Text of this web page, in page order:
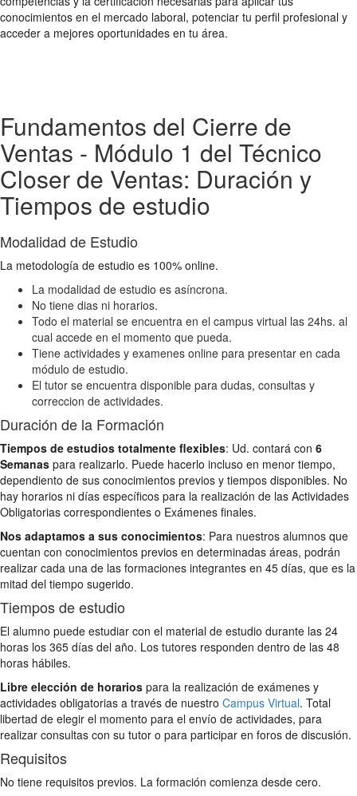
conocimientos en el mercado laboral, potenciar tu perfil profesional y
acceder a mejores oportunidades en tu área.
Fundamentos del Cierre de
Ventas - Módulo 1 del Técnico
Closer de Ventas: Duración y
Tiempos de estudio
Modalidad de Estudio
La metodología de estudio es 100% online.
La modalidad de estudio es asíncrona.
No tiene dias ni horarios.
Todo el material se encuentra en el campus virtual las 24hs. al
cual accede en el momento que pueda.
Tiene actividades y examenes online para presentar en cada
módulo de estudio.
El tutor se encuentra disponible para dudas, consultas y
correccion de actividades.
Duración de la Formación
Tiempos de estudios totalmente flexibles: Ud. contará con 6
Semanas para realizarlo. Puede hacerlo incluso en menor tiempo,
dependiento de sus conocimientos previos y tiempos disponibles. No
hay horarios ni días específicos para la realización de las Actividades
Obligatorias correspondientes o Exámenes finales.
Nos adaptamos a sus conocimientos: Para nuestros alumnos que
cuentan con conocimientos previos en determinadas áreas, podrán
realizar cada una de las formaciones integrantes en 45 días, que es la
mitad del tiempo sugerido.
Tiempos de estudio
El alumno puede estudiar con el material de estudio durante las 24
horas los 365 días del año. Los tutores responden dentro de las 48
horas hábiles.
Libre elección de horarios para la realización de exámenes y
actividades obligatorias a través de nuestro Campus Virtual. Total
libertad de elegir el momento para el envío de actividades, para
realizar consultas con su tutor o para participar en foros de discusión.
Requisitos
No tiene requisitos previos. La formación comienza desde cero.